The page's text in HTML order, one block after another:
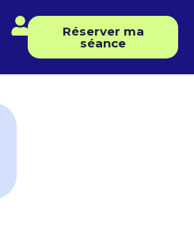
Réserver ma
séance